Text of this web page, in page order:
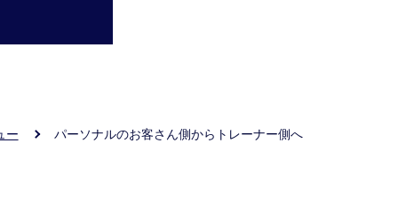
ー パーソナルのお客さん側からトレーナー側へ